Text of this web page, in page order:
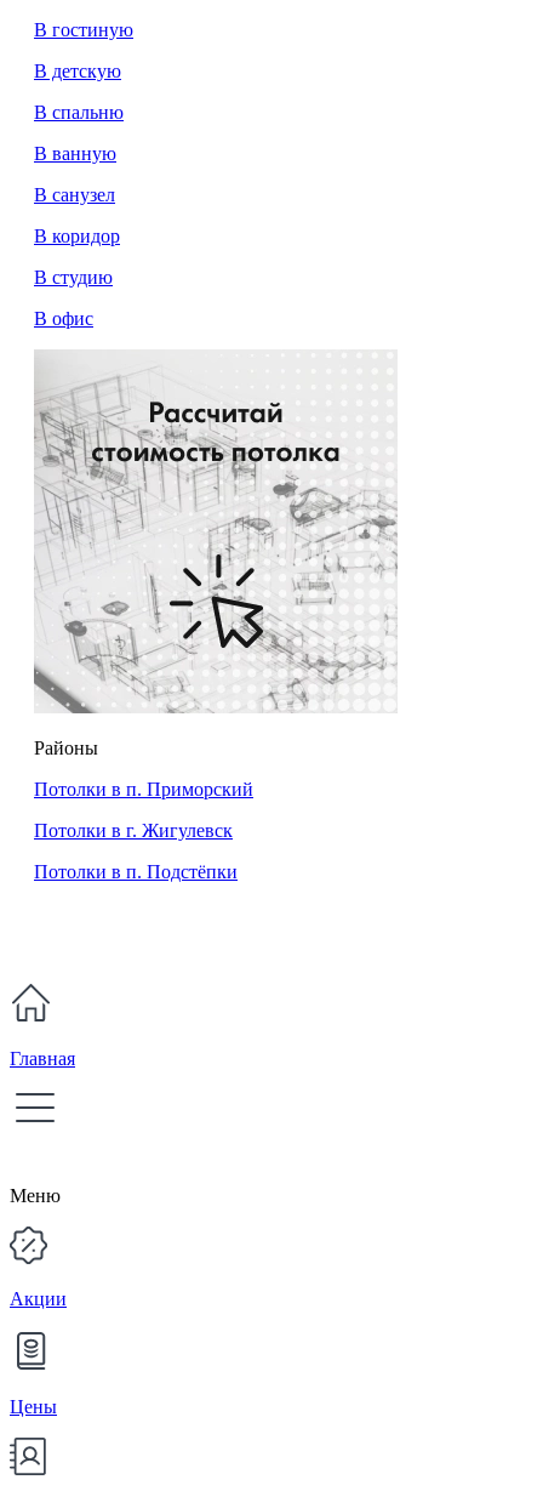
В гостиную
В детскую
В спальню
В ванную
В санузел
В коридор
В студию
В офис
Районы
Потолки в п. Приморский
Потолки в г. Жигулевск
Потолки в п. Подстёпки
Главная
Меню
Акции
Цены